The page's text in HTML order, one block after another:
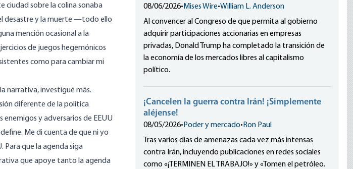
ciudad sobre la colina sonaba
desastre y la muerte —todo ello
mención ocasional a la
de juegos hegemónicos
como para cambiar mi
narrativa, investigué más.
diferente de la política
y adversarios de EEUU
Me di cuenta de que ni yo
Para que la agenda siga
que apoye tanto la agenda
08/06/2026• Mises Wire•William L. Anderson
Al convencer al Congreso de que permita al gobierno
adquirir participaciones accionarias en empresas
privadas, Donald Trump ha completado la transición de
la economía de los mercados libres al capitalismo
político.
¡Cancelen la guerra contra Irán! ¡Simplemente
aléjense!
08/05/2026• Poder y mercado• Ron Paul
Tras varios días de amenazas cada vez más intensas
contra Irán, incluyendo publicaciones en redes sociales
como «¡TERMINEN EL TRABAJO!» y «Tomen el petróleo.